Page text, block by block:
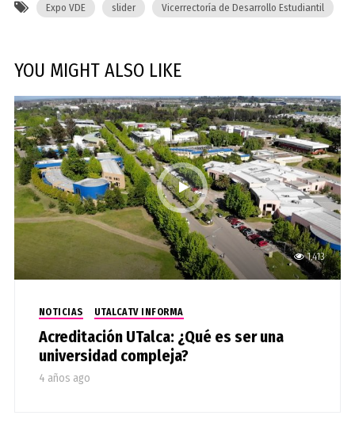
Expo VDE slider Vicerrectoría de Desarrollo Estudiantil
YOU MIGHT ALSO LIKE
1,413
NOTICIAS UTALCATV INFORMA
Acreditación UTalca: ¿Qué es ser una
universidad compleja?
4 años ago